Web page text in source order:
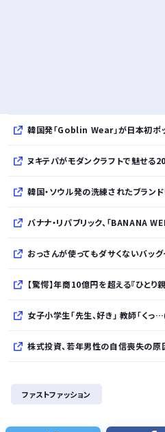
韓国発「Goblin Wear」が日本初ポ
ヌキテパがモダンクラフトで魅せる2026年秋冬コレクションを発表 – インド
韓国・ソウル発の洗練されたブランド『ZANNE（ザンヌ）』が
バナナ・リパブリック、「BANANA
おっさんが使ってもダサくないバッグ
【驚愕】年商10億円を超える『ひとり親方
女子小学生｢先生、好き｣ 教師｢くっ…(葛藤｣→我慢
株式投資、若年男性の自信喪失の原
ファストファッション